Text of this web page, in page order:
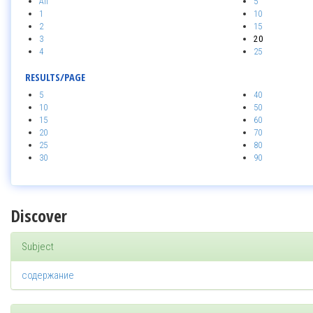
1
2
3
4
10
15
20
25
RESULTS/PAGE
5
10
15
20
25
30
40
50
60
70
80
90
Discover
Subject
содержание